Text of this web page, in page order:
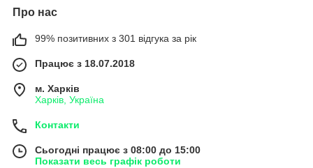
Про нас
99% позитивних з 301 відгука за рік
Працює з 18.07.2018
м. Харків
Харків, Україна
Контакти
Сьогодні працює з 08:00 до 15:00
Показати весь графік роботи